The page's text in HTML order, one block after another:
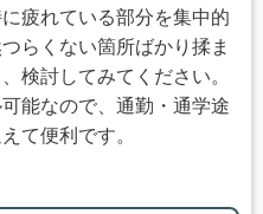
疲れている部分を集中的
らくない箇所ばかり揉ま
検討してみてください。
能なので、通勤・通学途
て便利です。